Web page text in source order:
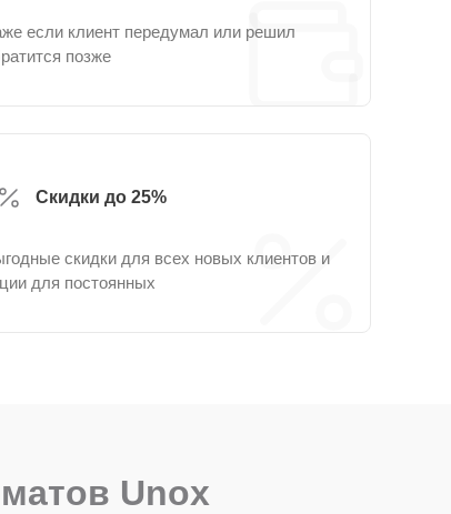
если клиент передумал или решил
позже
Скидки до 25%
скидки для всех новых клиентов и
для постоянных
Unox